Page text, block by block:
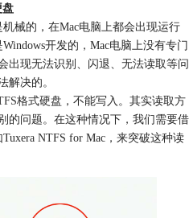
盘
械的，在Mac电脑上都会出现运行
开发的，Mac电脑上没有专门
出现无法识别、闪退、无法读取等问
解决的。
格式硬盘，不能写入。其实读取方
的问题。在这种情况下，我们需要借
NTFS for Mac，来突破这种读